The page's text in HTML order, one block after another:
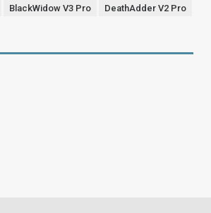
BlackWidow V3 Pro
DeathAdder V2 Pro